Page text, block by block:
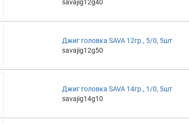
savajig12g40
Джиг головка SAVA 12гр., 5/0, 5шт
savajig12g50
Джиг головка SAVA 14гр., 1/0, 5шт
savajig14g10